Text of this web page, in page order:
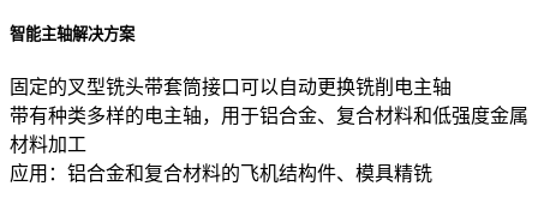
智能主轴解决方案
固定的叉型铣头带套筒接口可以自动更换铣削电主轴
带有种类多样的电主轴，用于铝合金、复合材料和低强度金属
材料加工
应用：铝合金和复合材料的飞机结构件、模具精铣